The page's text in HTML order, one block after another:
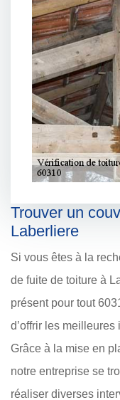
Trouver un
Laberliere
Si vous êtes à la
de fuite de toiture à
présent pour tout
d’offrir les
Grâce à la mise en
notre entreprise se
réaliser diverses